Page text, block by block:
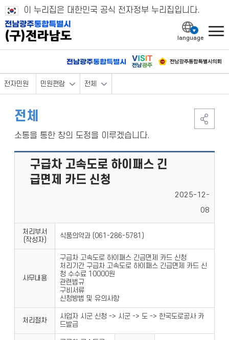
이 누리집은 대한민국 공식 전자정부 누리집입니다.
전자민원 민원편람 전체
전체
소통을 통한 창의 도정을 이루겠습니다.
구급차 고속도로 하이패스 긴
급면제 카드 신청
2025-12-
08
처리부서
(작성자)
식품의약과 (061-286-5781)
사무내용
구급차 고속도로 하이패스 긴급면제 카드 신청
처리기간 구급차 고속도로 하이패스 긴급면제 카드 신
청 수수료 10000원
관련법규
구비서류
신청방법 및 유의사항
처리절차
사업자 시군 신청 -> 시군 -> 도 -> 한국도로공사 카
드발급